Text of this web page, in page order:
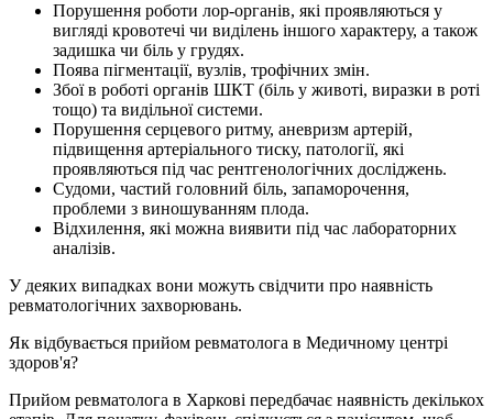
Порушення роботи лор-органів, які проявляються у
вигляді кровотечі чи виділень іншого характеру, а також
задишка чи біль у грудях.
Поява пігментації, вузлів, трофічних змін.
Збої в роботі органів ШКТ (біль у животі, виразки в роті
тощо) та видільної системи.
Порушення серцевого ритму, аневризм артерій,
підвищення артеріального тиску, патології, які
проявляються під час рентгенологічних досліджень.
Судоми, частий головний біль, запаморочення,
проблеми з виношуванням плода.
Відхилення, які можна виявити під час лабораторних
аналізів.
У деяких випадках вони можуть свідчити про наявність
ревматологічних захворювань.
Як відбувається прийом ревматолога в Медичному центрі
здоров'я?
Прийом ревматолога в Харкові передбачає наявність декількох